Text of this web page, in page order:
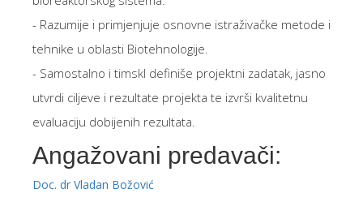
- Razumije i primjenjuje osnovne istraživačke metode i
tehnike u oblasti Biotehnologije.
- Samostalno i timskI definiše projektni zadatak, jasno
utvrdi ciljeve i rezultate projekta te izvrši kvalitetnu
evaluaciju dobijenih rezultata.
Angažovani predavači:
Doc. dr Vladan Božović